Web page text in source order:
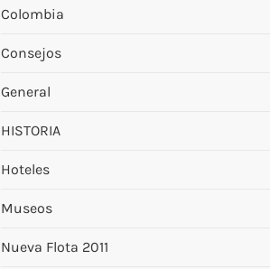
Colombia
Consejos
General
HISTORIA
Hoteles
Museos
Nueva Flota 2011